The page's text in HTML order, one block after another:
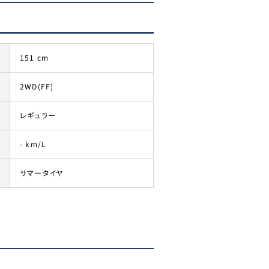
151 cm
2WD(FF)
レギュラー
- km/L
サマータイヤ